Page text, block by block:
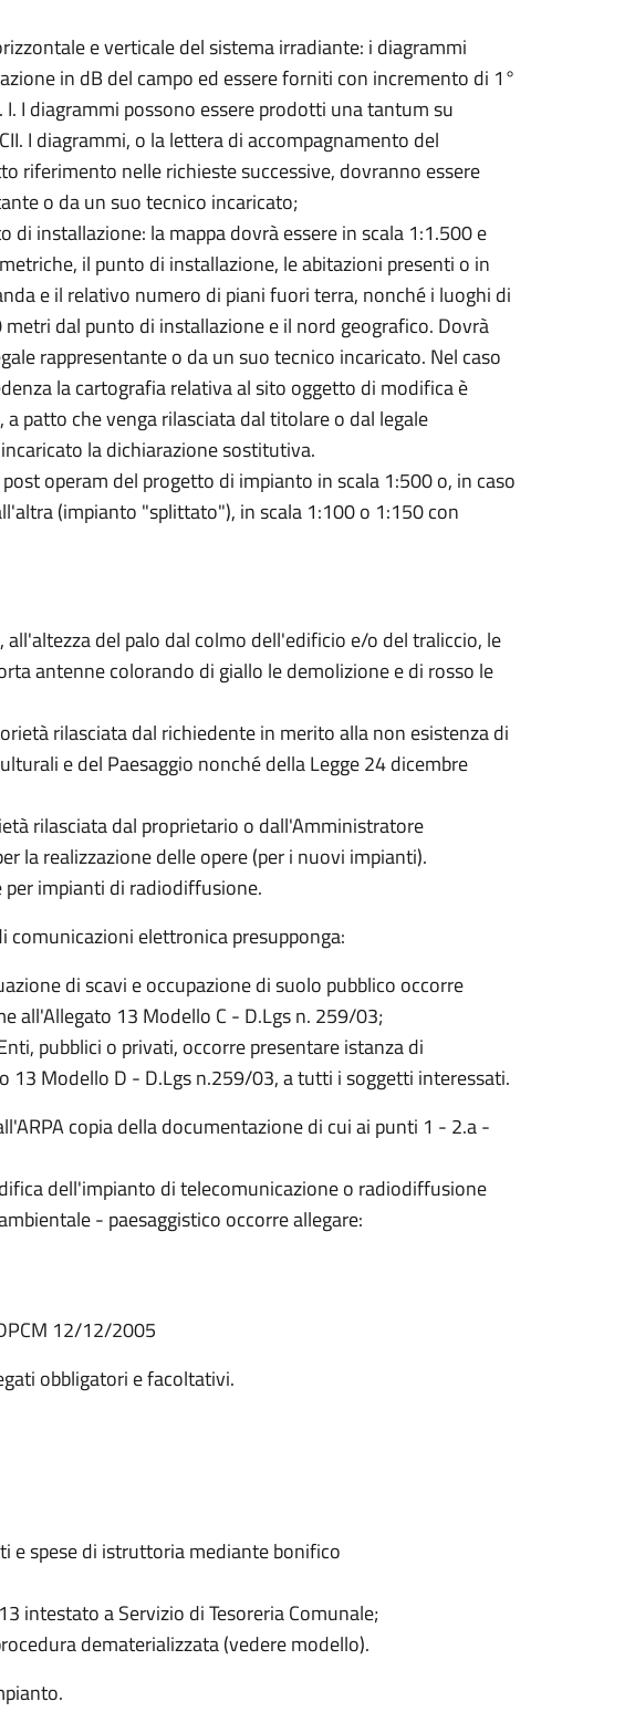
e verticale del sistema irradiante: i diagrammi
in dB del campo ed essere forniti con incremento di 1°
I diagrammi possono essere prodotti una tantum su
I diagrammi, o la lettera di accompagnamento del
riferimento nelle richieste successive, dovranno essere
o da un suo tecnico incaricato;
di installazione: la mappa dovrà essere in scala 1:1.500 e
il punto di installazione, le abitazioni presenti o in
e il relativo numero di piani fuori terra, nonché i luoghi di
dal punto di installazione e il nord geografico. Dovrà
rappresentante o da un suo tecnico incaricato. Nel caso
la cartografia relativa al sito oggetto di modifica è
patto che venga rilasciata dal titolare o dal legale
la dichiarazione sostitutiva.
operam del progetto di impianto in scala 1:500 o, in caso
(impianto "splittato"), in scala 1:100 o 1:150 con
del palo dal colmo dell'edificio e/o del traliccio, le
antenne colorando di giallo le demolizione e di rosso le
rilasciata dal richiedente in merito alla non esistenza di
e del Paesaggio nonché della Legge 24 dicembre
rilasciata dal proprietario o dall'Amministratore
la realizzazione delle opere (per i nuovi impianti).
per impianti di radiodiffusione.
elettronica presupponga:
di scavi e occupazione di suolo pubblico occorre
all'Allegato 13 Modello C - D.Lgs n. 259/03;
pubblici o privati, occorre presentare istanza di
13 Modello D - D.Lgs n.259/03, a tutti i soggetti interessati.
copia della documentazione di cui ai punti 1 - 2.a -
dell'impianto di telecomunicazione o radiodiffusione
- paesaggistico occorre allegare:
12/12/2005
obbligatori e facoltativi.
e spese di istruttoria mediante bonifico
intestato a Servizio di Tesoreria Comunale;
dematerializzata (vedere modello).